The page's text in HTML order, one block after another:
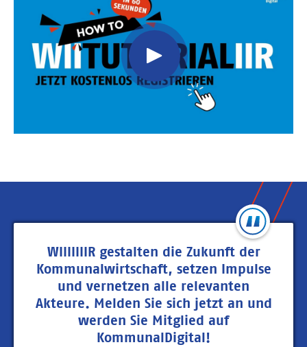
WIIIIIIIR gestalten die Zukunft der
Kommunalwirtschaft, setzen Impulse
und vernetzen alle relevanten
Akteure. Melden Sie sich jetzt an und
werden Sie Mitglied auf
KommunalDigital!